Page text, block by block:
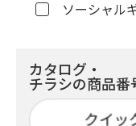
ソーシャル
カタログ・
チラシの商品番